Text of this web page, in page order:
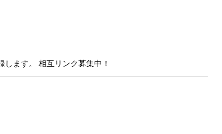
ます。 相互リンク募集中！